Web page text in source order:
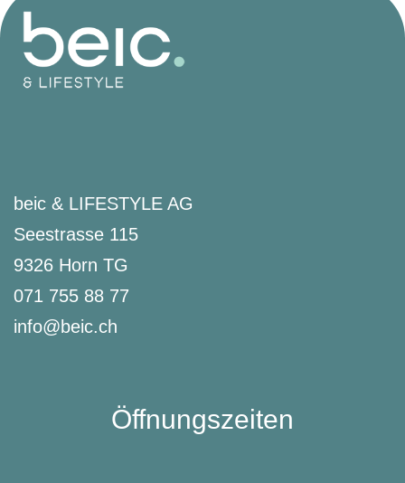
beic & LIFESTYLE AG
Seestrasse 115
9326 Horn TG
071 755 88 77
info@beic.ch
Öffnungszeiten